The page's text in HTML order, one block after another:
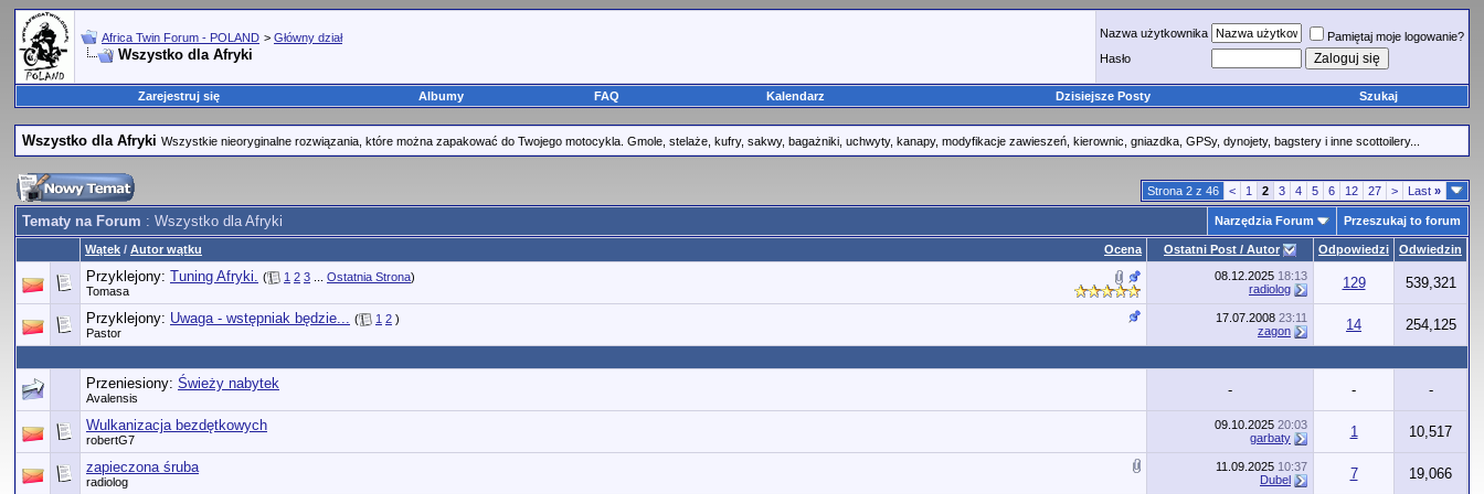
Africa Twin Forum - POLAND > Główny dział
Wszystko dla Afryki
Nazwa użytkownika
Pamiętaj moje logowanie?
Hasło
Zarejestruj się Albumy FAQ Kalendarz Dzisiejsze Posty Szukaj
Wszystko dla Afryki Wszystkie nieoryginalne rozwiązania, które można zapakować do Twojego motocykla. Gmole, stelaże, kufry, sakwy, bagażniki, uchwyty, kanapy, modyfikacje zawieszeń, kierownic, gniazdka, GPSy, dynojety, bagstery i inne scottoilery...
Strona 2 z 46 < 1 2 3 4 5 6 12 27 > Last »
Tematy na Forum : Wszystko dla Afryki Narzędzia Forum Przeszukaj to forum
Ocena
Wątek / Autor wątku Ostatni Post / Autor Odpowiedzi Odwiedzin
Przyklejony: Tuning Afryki. ( 1 2 3 Ostatnia Strona)
Tomasa
08.12.2025 18:13
radiolog
129 539,321
Przyklejony: Uwaga - wstępniak będzie... ( 1 2 )
Pastor
17.07.2008 23:11
zagon
14 254,125
Przeniesiony: Świeży nabytek
Avalensis - - -
Wulkanizacja bezdętkowych
robertG7
09.10.2025 20:03
garbaty
1 10,517
zapieczona śruba
radiolog
11.09.2025 10:37
Dubel
7 19,066